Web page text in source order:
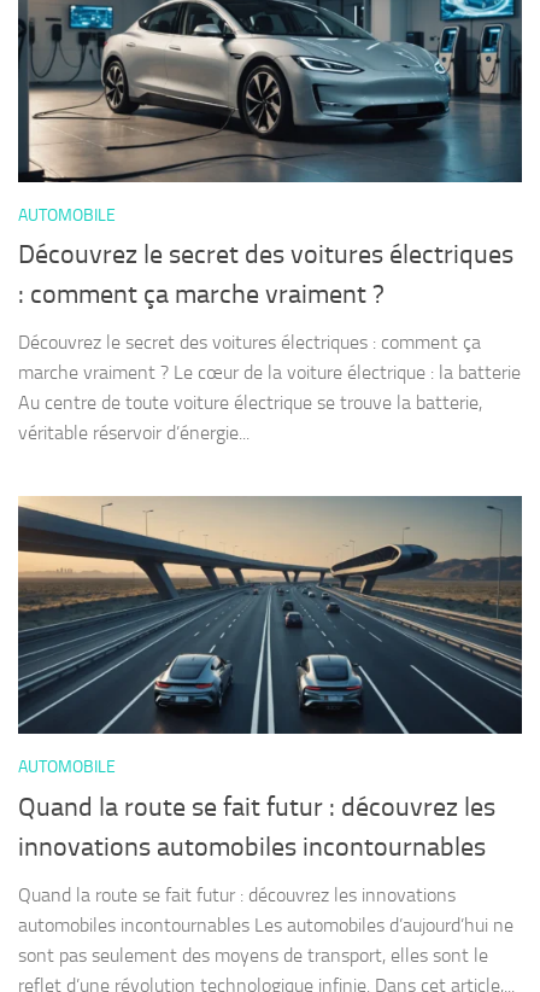
AUTOMOBILE
Découvrez le secret des voitures électriques
: comment ça marche vraiment ?
Découvrez le secret des voitures électriques : comment ça
marche vraiment ? Le cœur de la voiture électrique : la batterie
Au centre de toute voiture électrique se trouve la batterie,
véritable réservoir d’énergie...
AUTOMOBILE
Quand la route se fait futur : découvrez les
innovations automobiles incontournables
Quand la route se fait futur : découvrez les innovations
automobiles incontournables Les automobiles d’aujourd’hui ne
sont pas seulement des moyens de transport, elles sont le
reflet d’une révolution technologique infinie. Dans cet article,...